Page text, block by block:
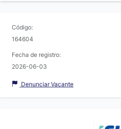
Código:
164604
Fecha de registro:
2026-06-03
Denunciar Vacante